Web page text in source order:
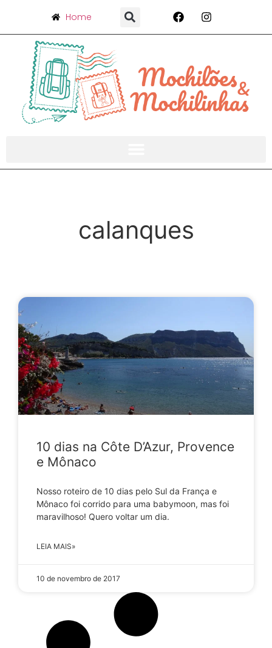
Home
calanques
10 dias na Côte D’Azur, Provence
e Mônaco
Nosso roteiro de 10 dias pelo Sul da França e
Mônaco foi corrido para uma babymoon, mas foi
maravilhoso! Quero voltar um dia.
LEIA MAIS»
10 de novembro de 2017